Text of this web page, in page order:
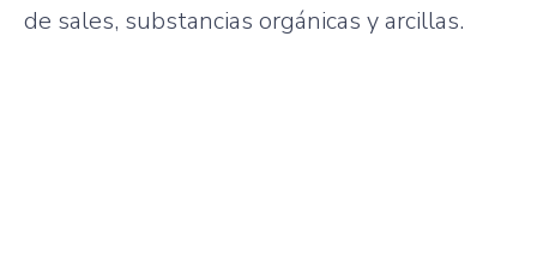
de sales, substancias orgánicas y arcillas.